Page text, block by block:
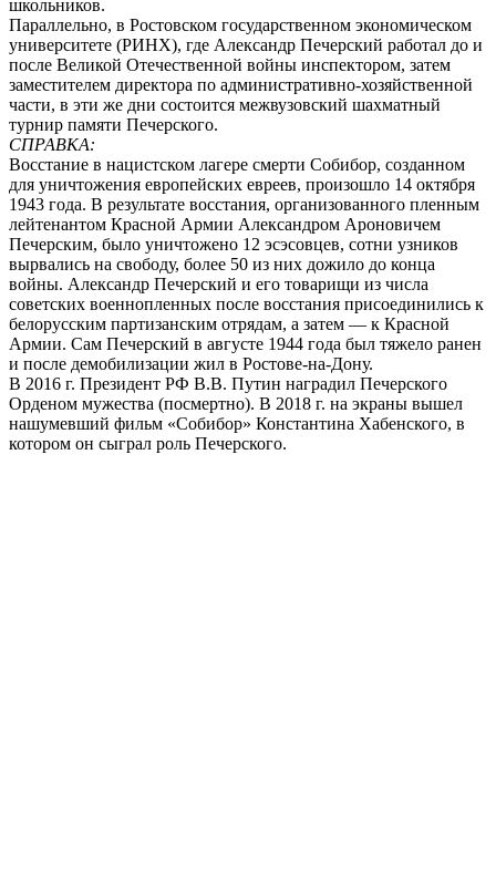
школьников.
Параллельно, в Ростовском государственном экономическом
университете (РИНХ), где Александр Печерский работал до и
после Великой Отечественной войны инспектором, затем
заместителем директора по административно-хозяйственной
части, в эти же дни состоится межвузовский шахматный
турнир памяти Печерского.
СПРАВКА:
Восстание в нацистском лагере смерти Собибор, созданном
для уничтожения европейских евреев, произошло 14 октября
1943 года. В результате восстания, организованного пленным
лейтенантом Красной Армии Александром Ароновичем
Печерским, было уничтожено 12 эсэсовцев, сотни узников
вырвались на свободу, более 50 из них дожило до конца
войны. Александр Печерский и его товарищи из числа
советских военнопленных после восстания присоединились к
белорусским партизанским отрядам, а затем — к Красной
Армии. Сам Печерский в августе 1944 года был тяжело ранен
и после демобилизации жил в Ростове-на-Дону.
В 2016 г. Президент РФ В.В. Путин наградил Печерского
Орденом мужества (посмертно). В 2018 г. на экраны вышел
нашумевший фильм «Собибор» Константина Хабенского, в
котором он сыграл роль Печерского.